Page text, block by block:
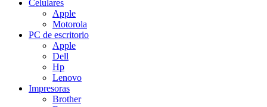
Celulares
Apple
Motorola
PC de escritorio
Apple
Dell
Hp
Lenovo
Impresoras
Brother